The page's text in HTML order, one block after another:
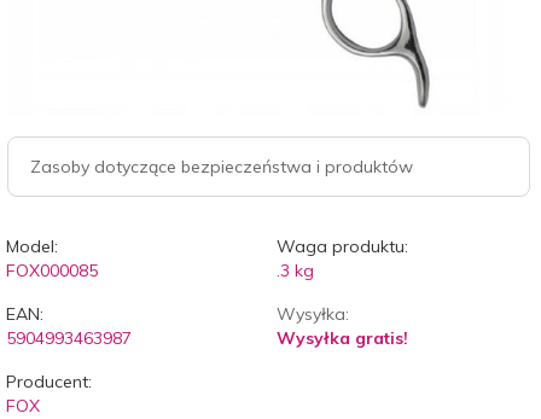
Zasoby dotyczące bezpieczeństwa i produktów
Model:
FOX000085
Waga produktu:
.3 kg
EAN:
5904993463987
Wysyłka:
Wysyłka gratis!
Producent:
FOX